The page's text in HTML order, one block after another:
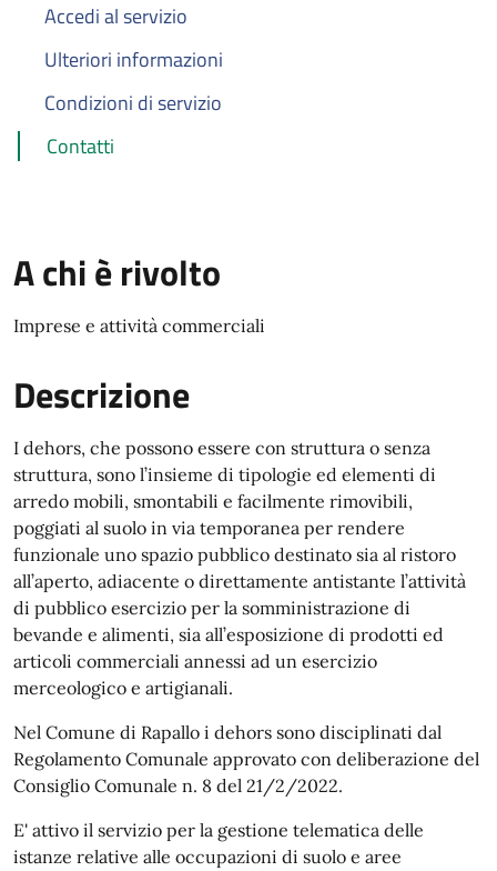
Accedi al servizio
Ulteriori informazioni
Condizioni di servizio
Contatti
A chi è rivolto
Imprese e attività commerciali
Descrizione
I dehors, che possono essere con struttura o senza
struttura, sono l’insieme di tipologie ed elementi di
arredo mobili, smontabili e facilmente rimovibili,
poggiati al suolo in via temporanea per rendere
funzionale uno spazio pubblico destinato sia al ristoro
all’aperto, adiacente o direttamente antistante l’attività
di pubblico esercizio per la somministrazione di
bevande e alimenti, sia all’esposizione di prodotti ed
articoli commerciali annessi ad un esercizio
merceologico e artigianali.
Nel Comune di Rapallo i dehors sono disciplinati dal
Regolamento Comunale approvato con deliberazione del
Consiglio Comunale n. 8 del 21/2/2022.
E' attivo il servizio per la gestione telematica delle
istanze relative alle occupazioni di suolo e aree